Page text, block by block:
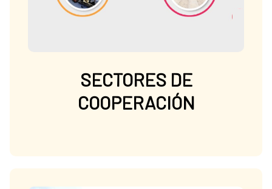
SECTORES DE
COOPERACIÓN